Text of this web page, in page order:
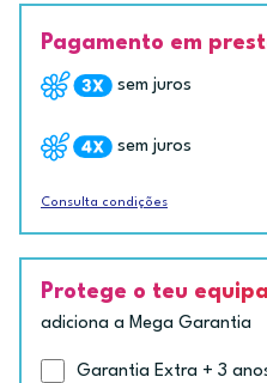
Pagamento em
sem juros
sem juros
Consulta condições
Protege o teu
adiciona a Mega Garantia
Garantia Extra + 3